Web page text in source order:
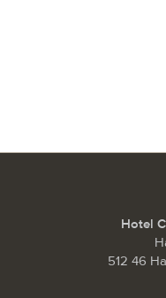
Hotel
512 46